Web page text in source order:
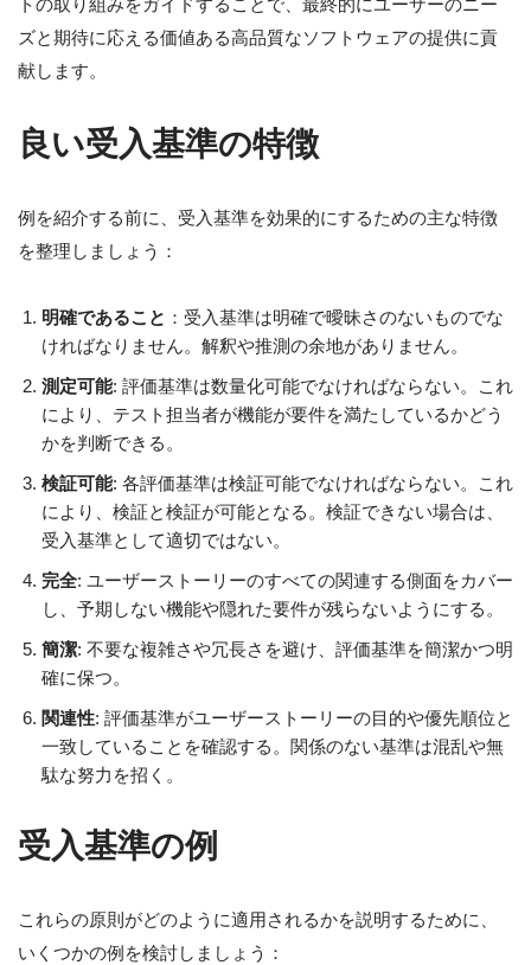
トの取り組みをガイドすることで、最終的にユーザーのニー
ズと期待に応える価値ある高品質なソフトウェアの提供に貢
献します。
良い受入基準の特徴
例を紹介する前に、受入基準を効果的にするための主な特徴
を整理しましょう：
明確であること ：受入基準は明確で曖昧さのないものでな
ければなりません。解釈や推測の余地がありません。
測定可能: 評価基準は数量化可能でなければならない。これ
により、テスト担当者が機能が要件を満たしているかどう
かを判断できる。
検証可能: 各評価基準は検証可能でなければならない。これ
により、検証と検証が可能となる。検証できない場合は、
受入基準として適切ではない。
完全: ユーザーストーリーのすべての関連する側面をカバー
し、予期しない機能や隠れた要件が残らないようにする。
簡潔: 不要な複雑さや冗長さを避け、評価基準を簡潔かつ明
確に保つ。
関連性: 評価基準がユーザーストーリーの目的や優先順位と
一致していることを確認する。関係のない基準は混乱や無
駄な努力を招く。
受入基準の例
これらの原則がどのように適用されるかを説明するために、
いくつかの例を検討しましょう：